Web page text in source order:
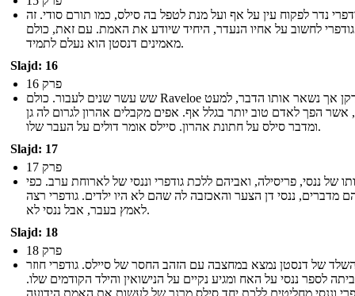
נדר לפקוח עין על אף ועל מנת לטפל בה סילס, כמו תורם סודי. זה
לחשוב על אחיו הנעדר, היחיד שיודע את האמת. עם זאת, כולם
מאמינים דנסטן הוא נעלם לתמיד.
Slajd: 16
פרק 16
שש עשר שנים לעבור. כולם Raveloe הזדקן אך נשאר אותו הדבר, למעט
אשר הפך לאדם טוב יותר בגלל אף. אפים מקבלים אהרון לגרום לה גן
ומדבר סילס על חתונת אהרון. סיילס אומר דולים על העבר שלו.
Slajd: 17
פרק 17
של ננסי, פריסילה, ואביהם ללכת גודפרי וננסי של לארוחת ערב. כפי
מדברים, ננסי דן הצער והאכזבה לה שהם לא היו ילדים. גודפרי רצה
לאמץ בעבר, אבל ננסי לא.
Slajd: 18
פרק 18
של דנסטן נמצא במחצבה עם הזהב החסר של סיילס. גודפרי חוזר
לספר ננסי על האח ומגיע נקיים על הנישואין והילד הקודמים שלו.